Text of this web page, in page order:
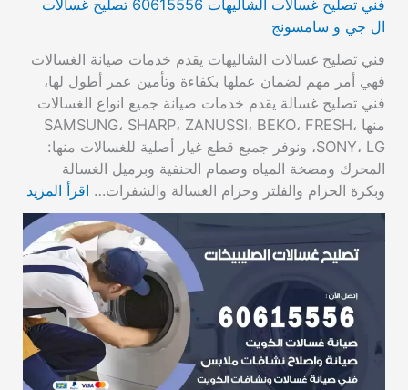
فني تصليح غسالات الشاليهات 60615556 تصليح غسالات
ال جي و سامسونج
فني تصليح غسالات الشاليهات يقدم خدمات صيانة الغسالات
فهي أمر مهم لضمان عملها بكفاءة وتأمين عمر أطول لها،
فني تصليح غسالة يقدم خدمات صيانة جميع انواع الغسالات
منها SAMSUNG، SHARP، ZANUSSI، BEKO، FRESH،
SONY، LG، ونوفر جميع قطع غيار أصلية للغسالات منها:
المحرك ومضخة المياه وصمام الحنفية وبرميل الغسالة
وبكرة الحزام والفلتر وحزام الغسالة والشفرات… اقرأ المزيد